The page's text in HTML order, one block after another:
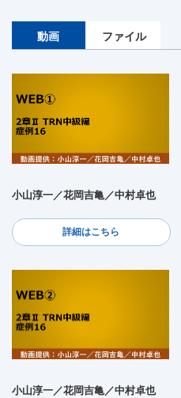
動画 ファイル
小山淳一／花岡吉亀／中村卓也
詳細はこちら
小山淳一／花岡吉亀／中村卓也